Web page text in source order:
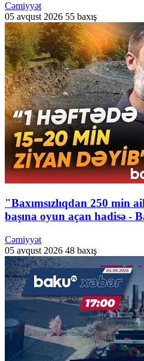
Cəmiyyət
05 avqust 2026 55 baxış
"Baxımsızlıqdan 250 min
başına oyun açan hadisə -
Cəmiyyət
05 avqust 2026 48 baxış